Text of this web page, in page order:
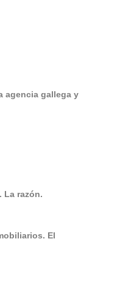
agencia gallega y
La razón.
El